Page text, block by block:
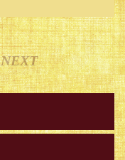
NEXT